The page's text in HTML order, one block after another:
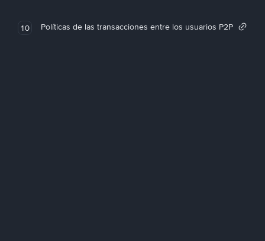
10 Políticas de las transacciones entre los usuarios P2P